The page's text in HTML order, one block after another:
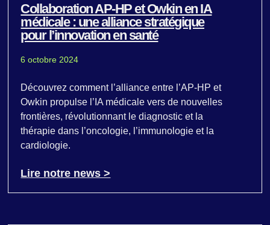
Collaboration AP-HP et Owkin en IA
médicale : une alliance stratégique
pour l’innovation en santé
6 octobre 2024
Découvrez comment l’alliance entre l’AP-HP et
Owkin propulse l’IA médicale vers de nouvelles
frontières, révolutionnant le diagnostic et la
thérapie dans l’oncologie, l’immunologie et la
cardiologie.
Lire notre news >